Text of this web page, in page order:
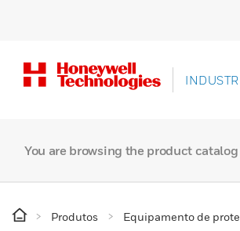
You are browsing the product
Produtos Equipamento de